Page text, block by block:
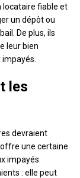
locataire fiable et
un dépôt ou
De plus, ils
leur bien
les
devraient
une certaine
impayés.
: elle peut